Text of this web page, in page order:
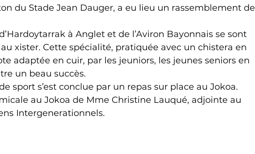
du Stade Jean Dauger, a eu lieu un rassemblement de
à Anglet et de l’Aviron Bayonnais se sont
xister. Cette spécialité, pratiquée avec un chistera en
adaptée en cuir, par les jeuniors, les jeunes seniors en
un beau succès.
sport s’est conclue par un repas sur place au Jokoa.
au Jokoa de Mme Christine Lauqué, adjointe au
Intergenerationnels.